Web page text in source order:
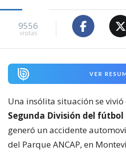
9556
visitas
VER
Una insólita situación se vivió
Segunda División del
generó un accidente
del Parque ANCAP, en